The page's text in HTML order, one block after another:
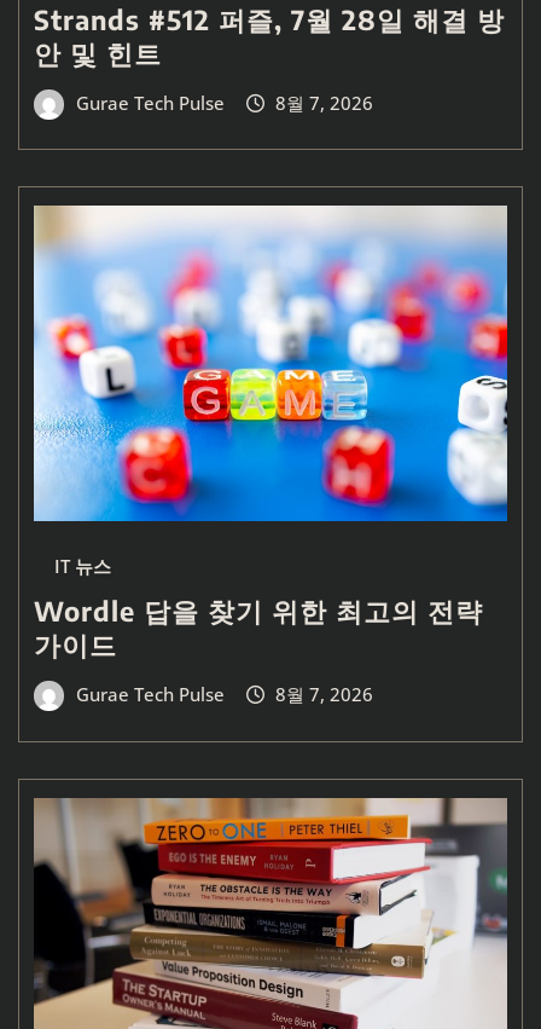
Strands #512 퍼즐, 7월 28일 해결 방
안 및 힌트
Gurae Tech Pulse 8월 7, 2026
IT 뉴스
Wordle 답을 찾기 위한 최고의 전략
가이드
Gurae Tech Pulse 8월 7, 2026